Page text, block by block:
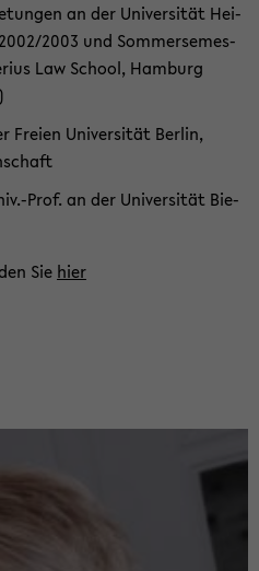
an der Uni­ver­si­tät Hei­
2003 und Som­mer­se­mes­
Law School, Ham­burg
Frei­en Uni­ver­si­tät Ber­lin,
Prof. an der Uni­ver­si­tät Bie­
Sie hier